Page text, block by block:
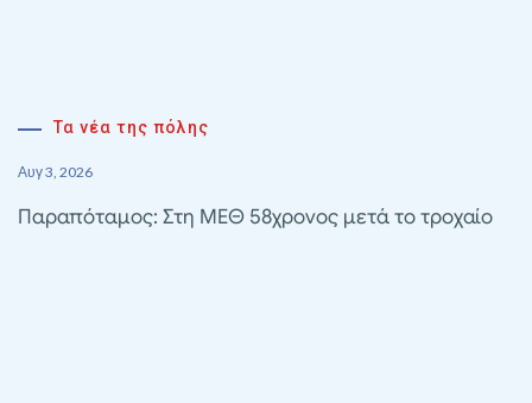
Τα νέα της πόλης
Αυγ 3, 2026
Παραπόταμος: Στη ΜΕΘ 58χρονος μετά το τροχαίο